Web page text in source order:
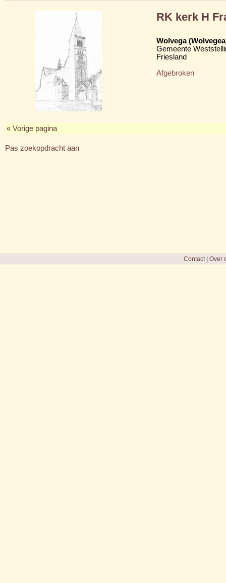
RK kerk H
Wolvega
Gemeente
Friesland
Afgebroken
« Vorige pagina
Pas zoekopdracht aan
Contact| Over